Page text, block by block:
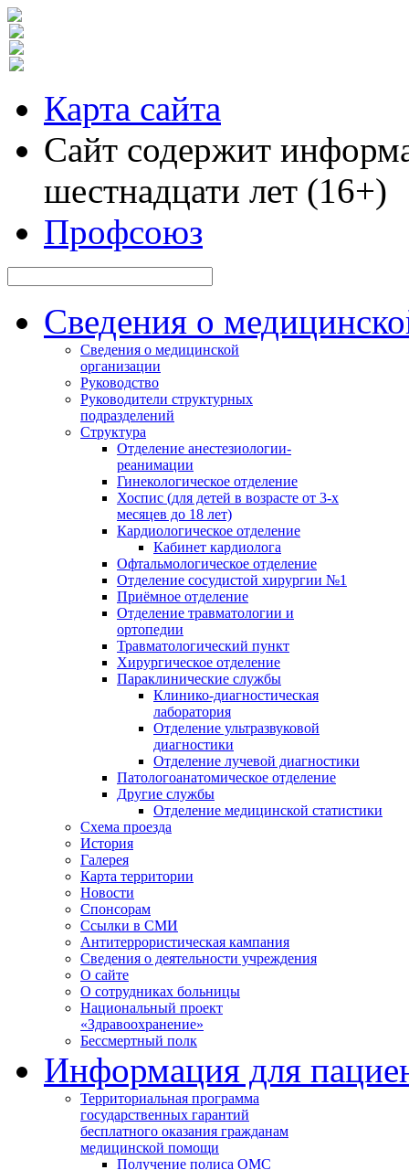
Карта сайта
Сайт содержит
шестнадцати лет (16+)
Профсоюз
Сведения о
Сведения о медицинской
организации
Руководство
Руководители структурных
подразделений
Структура
Отделение анестезиологии-
реанимации
Гинекологическое отделение
Хоспис (для детей в возрасте от 3-х
месяцев до 18 лет)
Кардиологическое отделение
Кабинет кардиолога
Офтальмологическое отделение
Отделение сосудистой хирургии №1
Приёмное отделение
Отделение травматологии и
ортопедии
Травматологический пункт
Хирургическое отделение
Параклинические службы
Клинико-диагностическая
лаборатория
Отделение ультразвуковой
диагностики
Отделение лучевой диагностики
Патологоанатомическое отделение
Другие службы
Отделение медицинской статистики
Схема проезда
История
Галерея
Карта территории
Новости
Спонсорам
Ссылки в СМИ
Антитеррористическая кампания
Сведения о деятельности учреждения
О сайте
О сотрудниках больницы
Национальный проект
«Здравоохранение»
Бессмертный полк
Информация для
Территориальная программа
государственных гарантий
бесплатного оказания гражданам
медицинской помощи
Получение полиса ОМС